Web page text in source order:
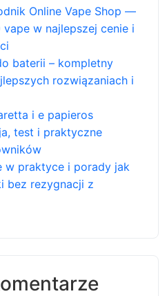
Online Vape Shop —
w najlepszej cenie i
baterii – kompletny
rozwiązaniach i
i e papieros
test i praktyczne
w praktyce i porady jak
bez rezygnacji z